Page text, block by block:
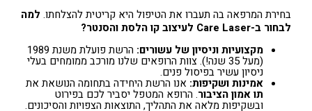
בחירת המרפאה בה תעברו את הטיפול היא קריטית להצלחתו. למה
לבחור ב-Care Laser לעיצוב קו הלסת והסנטר?
מקצועיות וניסיון של עשורים:
הרשת פועלת משנת 1989
(מעל 35 שנה!). צוות הרופאים שלנו מורכב ממומחים בעלי
ניסיון עשיר בפיסול פנים.
אמינות ושקיפות: אנו הרשת היחידה בתחומה הנושאת את
תו אמון הציבור. הרופא המטפל יסביר לכם בפירוט
ובשקיפות מלאה את התהליך, התוצאות הצפויות והסיכונים.